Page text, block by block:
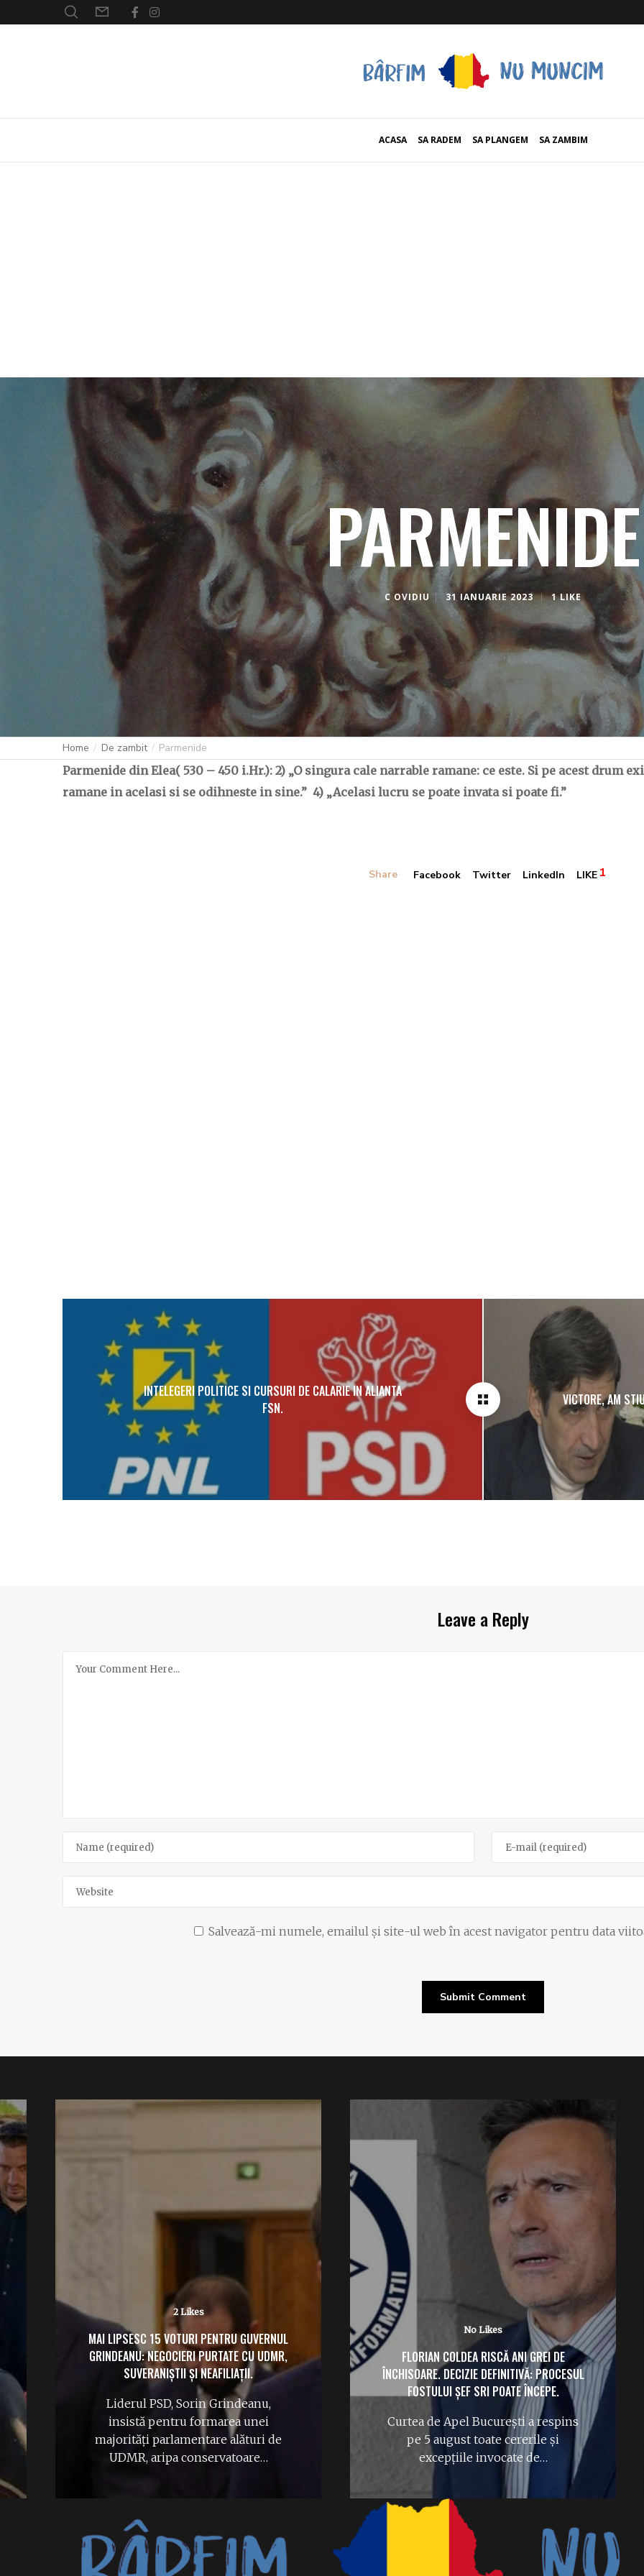
ACASA SA RADEM SA PLANGEM SA ZAMBIM
PARMENIDE
C OVIDIU 31 IANUARIE 2023 1 LIKE
Home De zambit Parmenide
Parmenide din Elea( 530 – 450 i.Hr.): 2) „O singura cale narrable ramane: ce este. Si pe acest drum
ramane in acelasi si se odihneste in sine.” 4) „Acelasi lucru se poate invata si poate fi.”
Share Facebook Twitter LinkedIn LIKE 1
INTELEGERI POLITICE SI CURSURI DE CALARIE IN ALIANTA
FSN.
VICTORE, AM
Leave a Reply
Salvează-mi numele, emailul și site-ul web în acest navigator pentru data
No Likes
FLORIAN COLDEA RISCĂ ANI GREI DE
ÎNCHISOARE. DECIZIE DEFINITIVĂ: PROCESUL
FOSTULUI ȘEF SRI POATE ÎNCEPE.
Curtea de Apel București a respins
pe 5 august toate cererile și
excepțiile invocate de…
No Likes
ÎPS TEODOSIE PETRESCU („MACHE”) FACE
RUGĂCIUNI PE CÂMP PENTRU PLOAIE.
Rugăciuni la Peștera Sfântului
Apostol Andrei. ÎPS Teodosie a ieșit
pe câmp la Constanța și…